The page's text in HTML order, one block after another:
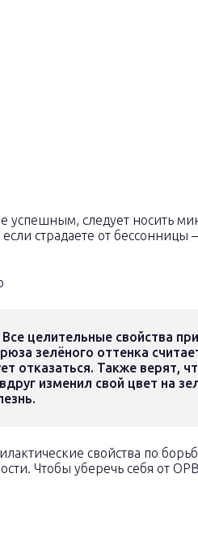
успешным, следует носить
страдаете от
целительные свойства
зелёного оттенка
отказаться. Также верят,
изменил свой цвет на
свойства по
Чтобы уберечь себя от